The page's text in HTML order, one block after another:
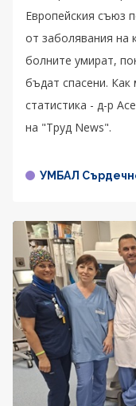
Европейския съюз
от заболявания на
болните умират,
бъдат спасени.
статистика - д-р
на "Труд News".
УМБАЛ